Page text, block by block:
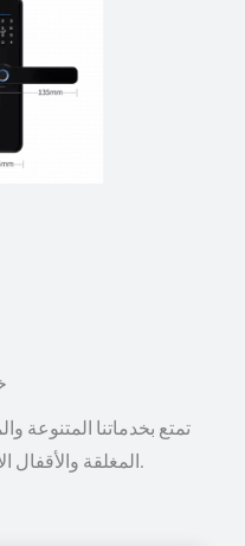
تمتع بخدماتنا المتنوعة